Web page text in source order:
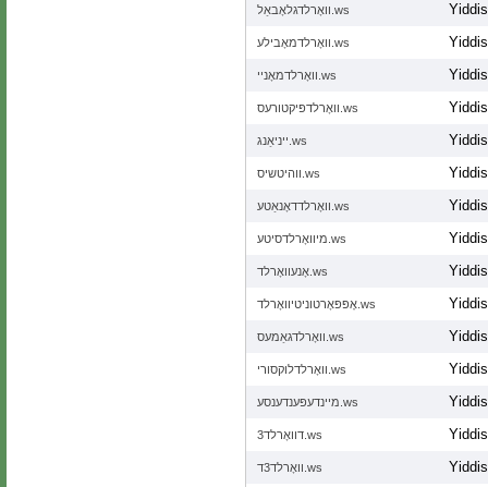
וואָרלדגלאָבאַל.ws
וואָרלדמאָבילע.ws
וואָרלדמאָניי.ws
וואָרלדפּיקטורעס.ws
ייניאַנג.ws
ווהיטשיס.ws
וואָרלדדאָנאַטע.ws
מיוואָרלדסיטע.ws
אָנעוואָרלד.ws
אָפּפּאָרטוניטיוואָרלד.ws
וואָרלדגאַמעס.ws
וואָרלדלוקסורי.ws
מיינדעפּענדענסע.ws
3דוואָרלד.ws
וואָרלד3ד.ws